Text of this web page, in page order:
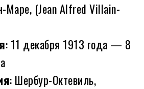
(Jean Alfred Villain-
: 11 декабря 1913 года — 8
: Шербур-Октевиль,